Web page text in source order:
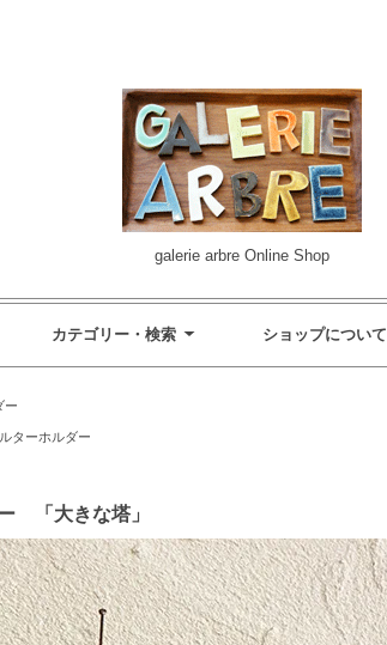
galerie arbre Online Shop
カテゴリー・検索 ショップについて
ー
ターホルダー
「大きな塔」